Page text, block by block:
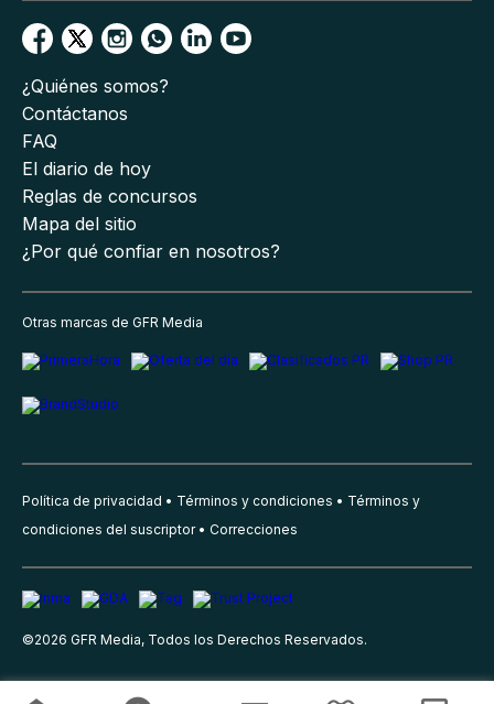
¿Quiénes somos?
Contáctanos
FAQ
El diario de hoy
Reglas de concursos
Mapa del sitio
¿Por qué confiar en nosotros?
Otras marcas de GFR Media
Política de privacidad Términos y condiciones
Términos y
condiciones del suscriptor
Correcciones
©2026 GFR Media, Todos los Derechos Reservados.